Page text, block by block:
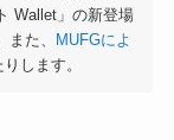
Wallet」の新登場
た、 MUFGによ
します。